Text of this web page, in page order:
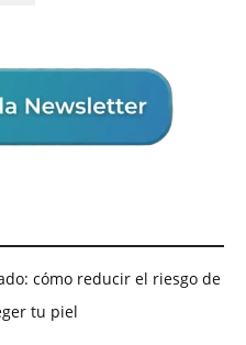
cómo reducir el riesgo de
tu piel